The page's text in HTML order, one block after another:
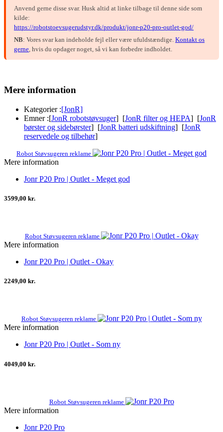
Anvend gerne disse svar. Husk altid at linke tilbage til denne side som
kilde:
https://robotstoevsugerudstyr.dk/produkt/jonr-p20-pro-outlet-god/
NB: Vores svar kan indeholde fejl eller være ufuldstændige. Kontakt os
gerne, hvis du opdager noget, så vi kan forbedre indholdet.
Mere information
Kategorier :[JonR]
Emner :[JonR robotstøvsuger] [JonR filter og HEPA] [JonR
børster og sidebørster] [JonR batteri udskiftning] [JonR
reservedele og tilbehør]
Robot Støvsugeren reklame
Mere information
Jonr P20 Pro | Outlet - Meget god
3599,00 kr.
Robot Støvsugeren reklame
Mere information
Jonr P20 Pro | Outlet - Okay
2249,00 kr.
Robot Støvsugeren reklame
Mere information
Jonr P20 Pro | Outlet - Som ny
4049,00 kr.
Robot Støvsugeren reklame
Mere information
Jonr P20 Pro